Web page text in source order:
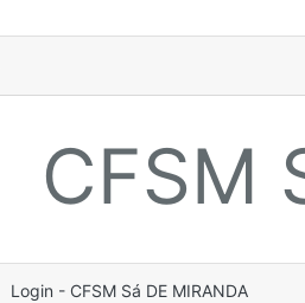
CFSM
Login - CFSM Sá DE MIRANDA